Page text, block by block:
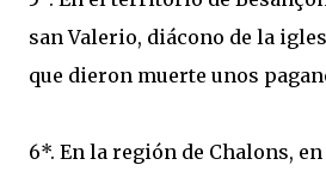
san Valerio, diácono de la
que dieron muerte unos
6*. En la región de Chalons,